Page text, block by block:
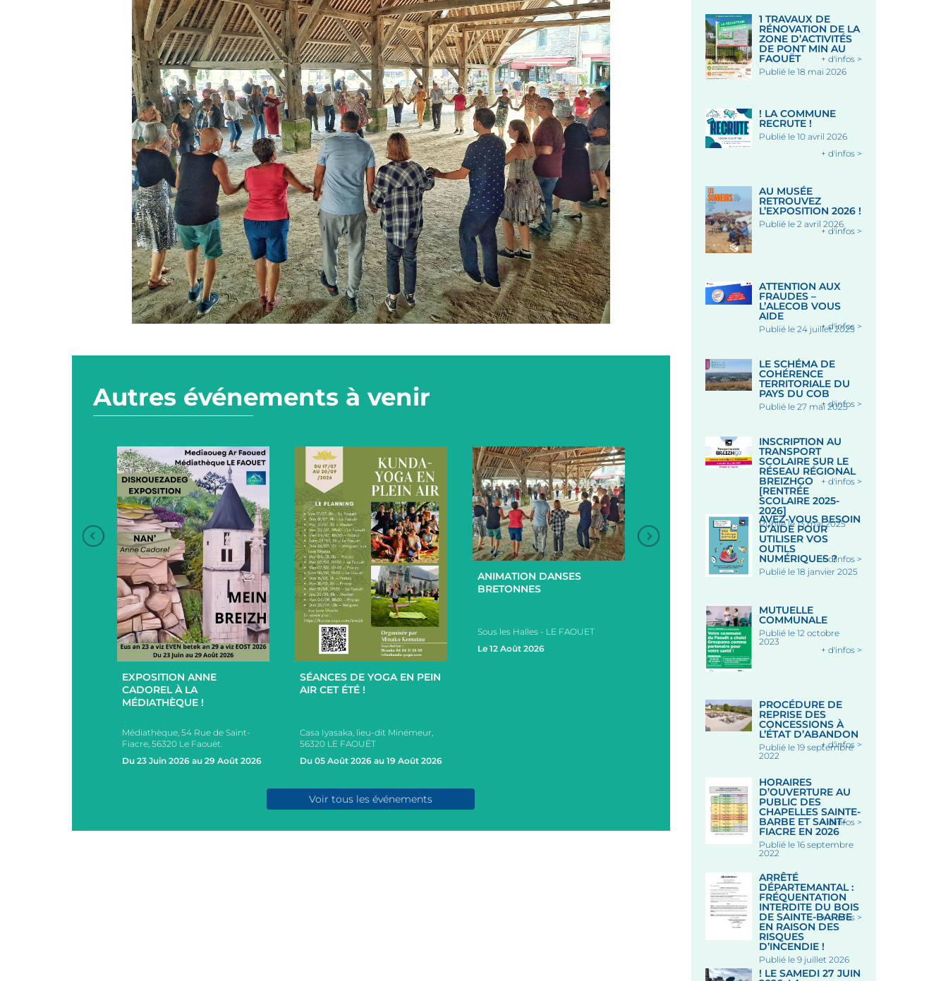
Autres événements à venir
+
EXPOSITION ANNE
CADOREL À LA
MÉDIATHÈQUE !
Médiathèque, 54 Rue de Saint-
Fiacre, 56320 Le Faouët.
Du 23 Juin 2026 au 29 Août 2026
SÉANCES DE YOGA EN PEIN
AIR CET ÉTÉ !
Casa Iyasaka, lieu-dit Minémeur,
56320 LE FAOUËT
Du 05 Août 2026 au 19 Août 2026
+
ANIMATION DANSES
BRETONNES
Sous les Halles - LE FAOUET
Le 12 Août 2026
Place des Halles, 56320 LE
ANIMATION DANSES
Sous les Halles - LE
Le 19 Août 2026
Voir tous les événements
1 TRAVAUX DE
RÉNOVATION DE LA
ZONE D’ACTIVITÉS
DE PONT MIN AU
FAOUËT
Publié le 18 mai 2026
+ d'infos >
! LA COMMUNE
RECRUTE !
Publié le 10 avril 2026
+ d'infos >
AU MUSÉE
RETROUVEZ
L’EXPOSITION 2026 !
Publié le 2 avril 2026
+ d'infos >
ATTENTION AUX
FRAUDES –
L’ALECOB VOUS
AIDE
Publié le 24 juillet 2025
+ d'infos >
LE SCHÉMA DE
COHÉRENCE
TERRITORIALE DU
PAYS DU COB
Publié le 27 mai 2025
+ d'infos >
INSCRIPTION AU
TRANSPORT
SCOLAIRE SUR LE
RÉSEAU RÉGIONAL
BREIZHGO
[RENTRÉE
SCOLAIRE 2025-
2026]
Publié le 13 mai 2025
+ d'infos >
AVEZ-VOUS BESOIN
D’AIDE POUR
UTILISER VOS
OUTILS
NUMÉRIQUES ?
Publié le 18 janvier 2025
+ d'infos >
MUTUELLE
COMMUNALE
Publié le 12 octobre
2023
+ d'infos >
PROCÉDURE DE
REPRISE DES
CONCESSIONS À
L’ÉTAT D’ABANDON
Publié le 19 septembre
2022
+ d'infos >
HORAIRES
D’OUVERTURE AU
PUBLIC DES
CHAPELLES SAINTE-
BARBE ET SAINT-
FIACRE EN 2026
Publié le 16 septembre
2022
+ d'infos >
ARRÊTÉ
DÉPARTEMANTAL :
FRÉQUENTATION
INTERDITE DU BOIS
DE SAINTE-BARBE
EN RAISON DES
RISQUES
D’INCENDIE !
Publié le 9 juillet 2026
+ d'infos >
! LE SAMEDI 27 JUIN